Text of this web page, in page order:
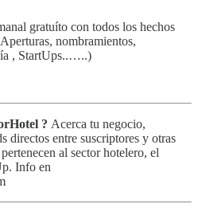
gratuíto con todos los hechos
nombramientos,
, StartUps..…..)
? Acerca tu negocio,
directos entre suscriptores y otras
al sector hotelero, el
Info en